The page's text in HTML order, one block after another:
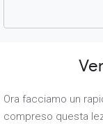
Ora facciamo un
compreso questa